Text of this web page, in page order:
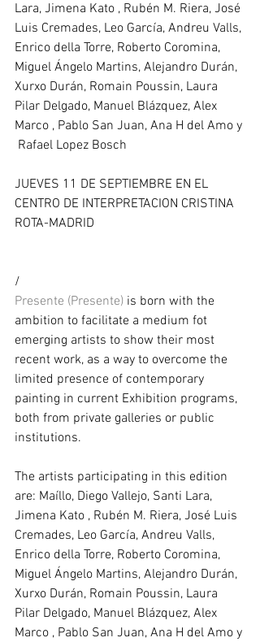
Lara, Jimena Kato , Rubén M. Riera, José
Luis Cremades, Leo García, Andreu Valls,
Enrico della Torre, Roberto Coromina,
Miguel Ángelo Martins, Alejandro Durán,
Xurxo Durán, Romain Poussin, Laura
Pilar Delgado, Manuel Blázquez, Alex
Marco , Pablo San Juan, Ana H del Amo y
Rafael Lopez Bosch
JUEVES 11 DE SEPTIEMBRE EN EL
CENTRO DE INTERPRETACION CRISTINA
ROTA-MADRID
/
Presente (Presente) is born with the
ambition to facilitate a medium fot
emerging artists to show their most
recent work, as a way to overcome the
limited presence of contemporary
painting in current Exhibition programs,
both from private galleries or public
institutions.
The artists participating in this edition
are: Maíllo, Diego Vallejo, Santi Lara,
Jimena Kato , Rubén M. Riera, José Luis
Cremades, Leo García, Andreu Valls,
Enrico della Torre, Roberto Coromina,
Miguel Ángelo Martins, Alejandro Durán,
Xurxo Durán, Romain Poussin, Laura
Pilar Delgado, Manuel Blázquez, Alex
Marco , Pablo San Juan, Ana H del Amo y